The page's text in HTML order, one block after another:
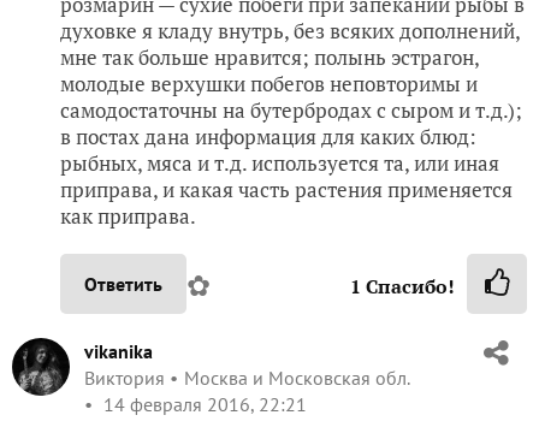
духовке я кладу внутрь, без всяких дополнений,
мне так больше нравится; полынь эстрагон,
молодые верхушки побегов неповторимы и
самодостаточны на бутербродах с сыром и т.д.);
в постах дана информация для каких блюд:
рыбных, мяса и т.д. используется та, или иная
приправа, и какая часть растения применяется
как приправа.
Ответить ✿ 1 Спасибо!
vikanika
Виктория
Москва и Московская обл.
14 февраля 2016, 22:21